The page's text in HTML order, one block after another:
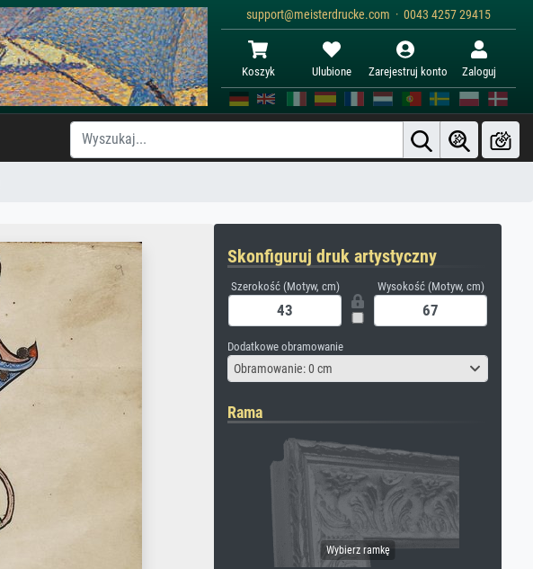
support@meisterdrucke.com · 0043 4257 29415
Koszyk Ulubione Zarejestruj konto Zaloguj
Skonfiguruj druk artystyczny
Szerokość (Motyw, cm) Wysokość (Motyw, cm)
Dodatkowe obramowanie
Obramowanie: 0 cm
Rama